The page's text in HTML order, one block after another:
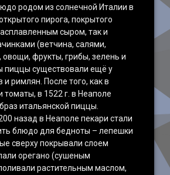
родом из солнечной Италии в
пирога, покрытого
сыром, так и
(ветчина, салями,
фрукты, грибы, зелень и
пиццы существовали ещё у
и римлян. После того, как в
томаты, в 1522 г. в Неаполе
итальянской пиццы.
назад в Неаполе пекари стали
блюдо для бедноты – лепешки
сверху покрывали слоем
орегано (сушеным
растительным маслом,